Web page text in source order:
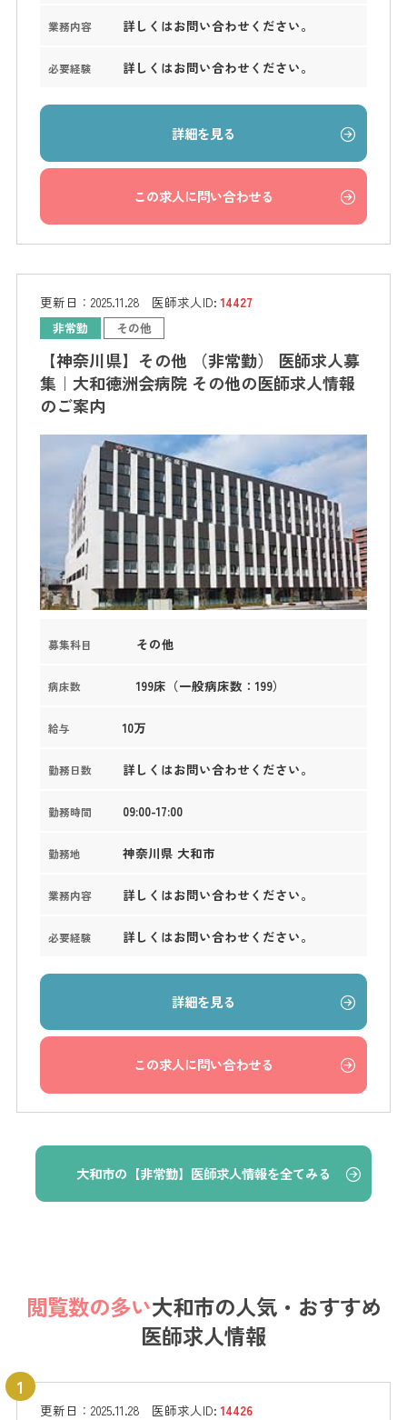
業務内容 詳しくはお問い合わせください。
必要経験 詳しくはお問い合わせください。
詳細を見る
この求人に問い合わせる
更新日： 2025.11.28 医師求人ID:14427
非常勤 その他
【神奈川県】その他 （非常勤） 医師求人募
集｜大和徳洲会病院 その他の医師求人情報
のご案内
募集科目 その他
病床数 199床（一般病床数：199）
給与 10万
勤務日数 詳しくはお問い合わせください。
勤務時間 09:00-17:00
勤務地 神奈川県 大和市
業務内容 詳しくはお問い合わせください。
必要経験 詳しくはお問い合わせください。
詳細を見る
この求人に問い合わせる
大和市の【非常勤】医師求人情報を全てみる
閲覧数の多い大和市の人気・おすすめ
医師求人情報
更新日： 2025.11.28 医師求人ID:14426